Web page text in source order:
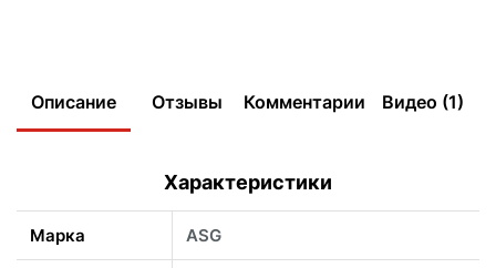
Описание Отзывы Комментарии Видео (1)
Характеристики
Марка ASG